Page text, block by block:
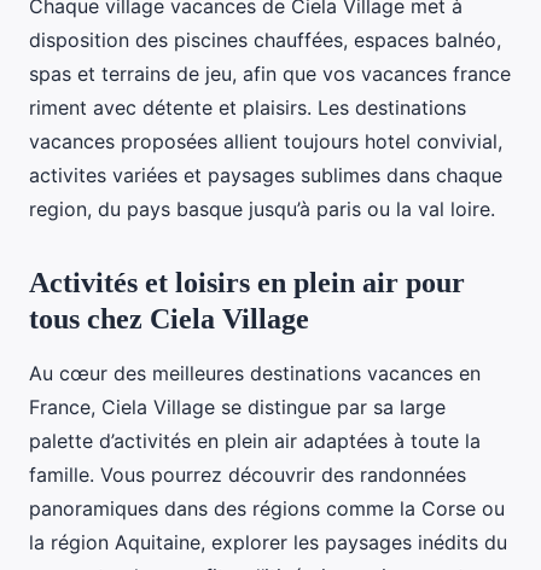
Chaque village vacances de Ciela Village met à
disposition des piscines chauffées, espaces balnéo,
spas et terrains de jeu, afin que vos vacances france
riment avec détente et plaisirs. Les destinations
vacances proposées allient toujours hotel convivial,
activites variées et paysages sublimes dans chaque
region, du pays basque jusqu’à paris ou la val loire.
Activités et loisirs en plein air pour
tous chez Ciela Village
Au cœur des meilleures destinations vacances en
France, Ciela Village se distingue par sa large
palette d’activités en plein air adaptées à toute la
famille. Vous pourrez découvrir des randonnées
panoramiques dans des régions comme la Corse ou
la région Aquitaine, explorer les paysages inédits du